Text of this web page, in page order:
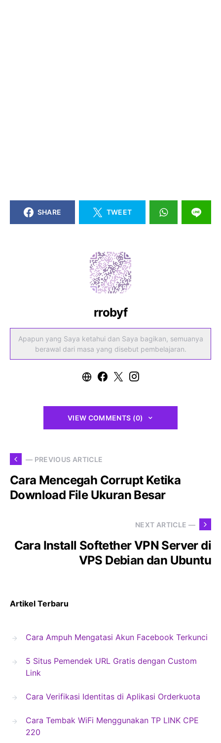
SHARE TWEET
rrobyf
Apapun yang Saya ketahui dan Saya bagikan, semuanya
berawal dari masa yang disebut pembelajaran.
VIEW COMMENTS (0)
— PREVIOUS ARTICLE
Cara Mencegah Corrupt Ketika
Download File Ukuran Besar
NEXT ARTICLE —
Cara Install Softether VPN Server di
VPS Debian dan Ubuntu
Artikel Terbaru
Cara Ampuh Mengatasi Akun Facebook Terkunci
5 Situs Pemendek URL Gratis dengan Custom
Link
Cara Verifikasi Identitas di Aplikasi Orderkuota
Cara Tembak WiFi Menggunakan TP LINK CPE
220